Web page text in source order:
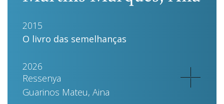
2015
O livro das semelhanças
2026
Ressenya
Guarinos Mateu, Aina